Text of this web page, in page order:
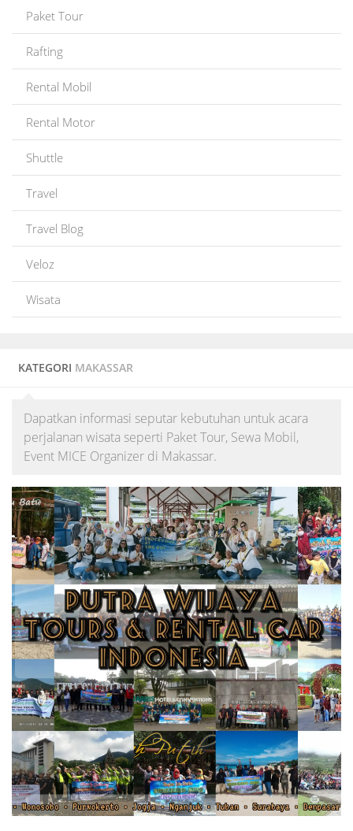
KATEGORI MAKASSAR
Dapatkan informasi seputar kebutuhan untuk acara
perjalanan wisata seperti Paket Tour, Sewa Mobil,
Event MICE Organizer di Makassar.
Paket Tour
Rafting
Rental Mobil
Rental Motor
Shuttle
Travel
Travel Blog
Veloz
Wisata